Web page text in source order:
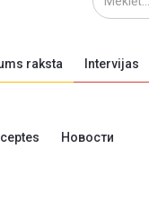
raksta Intervijas
Новости